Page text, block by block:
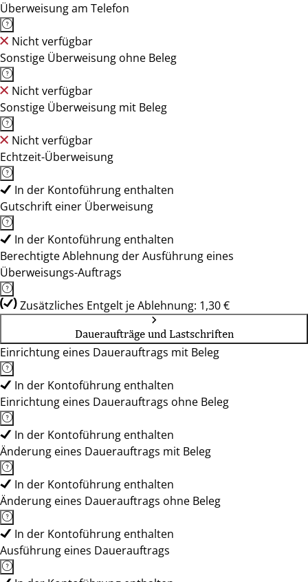
Überweisung am Telefon
Nicht verfügbar
Sonstige Überweisung ohne Beleg
Nicht verfügbar
Sonstige Überweisung mit Beleg
Nicht verfügbar
Echtzeit-Überweisung
In der Kontoführung enthalten
Gutschrift einer Überweisung
In der Kontoführung enthalten
Berechtigte Ablehnung der Ausführung eines
Überweisungs-Auftrags
Zusätzliches Entgelt je Ablehnung: 1,30 €
Daueraufträge und Lastschriften
Einrichtung eines Dauerauftrags mit Beleg
In der Kontoführung enthalten
Einrichtung eines Dauerauftrags ohne Beleg
In der Kontoführung enthalten
Änderung eines Dauerauftrags mit Beleg
In der Kontoführung enthalten
Änderung eines Dauerauftrags ohne Beleg
In der Kontoführung enthalten
Ausführung eines Dauerauftrags